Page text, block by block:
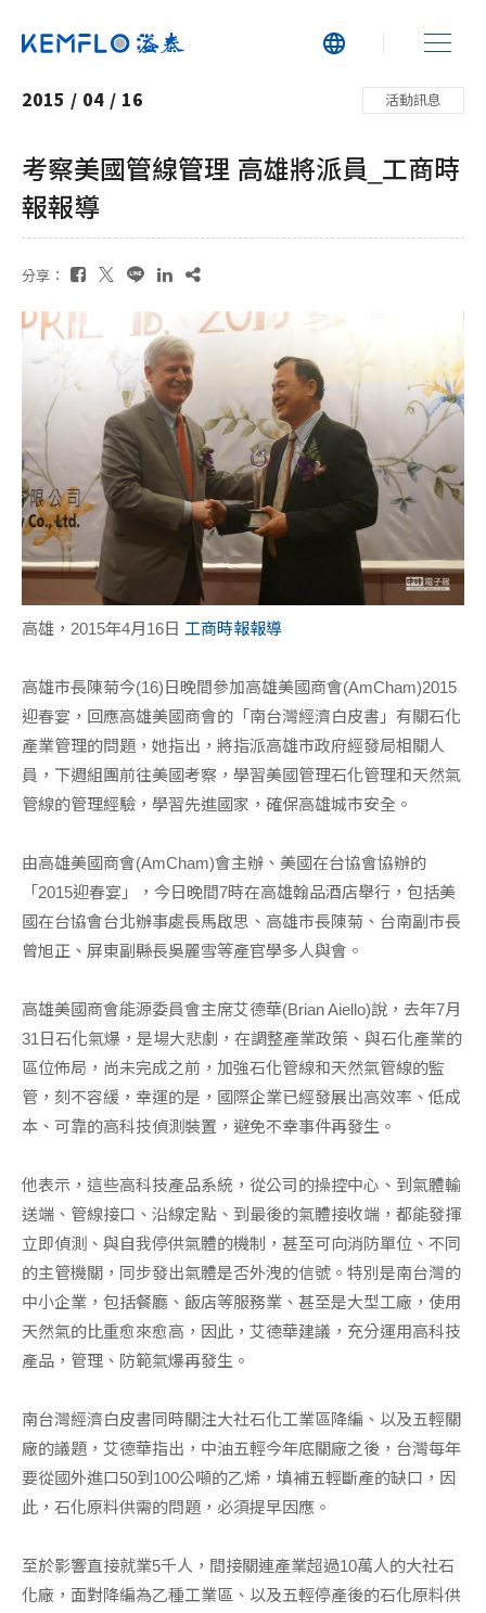
2015 / 04 / 16 活動訊息
考察美國管線管理 高雄將派員_工商時
報報導
分享：
高雄，2015年4月16日 工商時報報導
高雄市長陳菊今(16)日晚間參加高雄美國商會(AmCham)2015
迎春宴，回應高雄美國商會的「南台灣經濟白皮書」有關石化
產業管理的問題，她指出，將指派高雄市政府經發局相關人
員，下週組團前往美國考察，學習美國管理石化管理和天然氣
管線的管理經驗，學習先進國家，確保高雄城市安全。
由高雄美國商會(AmCham)會主辦、美國在台協會協辦的
「2015迎春宴」，今日晚間7時在高雄翰品酒店舉行，包括美
國在台協會台北辦事處長馬啟思、高雄市長陳菊、台南副市長
曾旭正、屏東副縣長吳麗雪等產官學多人與會。
高雄美國商會能源委員會主席艾德華(Brian Aiello)說，去年7月
31日石化氣爆，是場大悲劇，在調整產業政策、與石化產業的
區位佈局，尚未完成之前，加強石化管線和天然氣管線的監
管，刻不容緩，幸運的是，國際企業已經發展出高效率、低成
本、可靠的高科技偵測裝置，避免不幸事件再發生。
他表示，這些高科技產品系統，從公司的操控中心、到氣體輸
送端、管線接口、沿線定點、到最後的氣體接收端，都能發揮
立即偵測、與自我停供氣體的機制，甚至可向消防單位、不同
的主管機關，同步發出氣體是否外洩的信號。特別是南台灣的
中小企業，包括餐廳、飯店等服務業、甚至是大型工廠，使用
天然氣的比重愈來愈高，因此，艾德華建議，充分運用高科技
產品，管理、防範氣爆再發生。
南台灣經濟白皮書同時關注大社石化工業區降編、以及五輕關
廠的議題，艾德華指出，中油五輕今年底關廠之後，台灣每年
要從國外進口50到100公噸的乙烯，填補五輕斷產的缺口，因
此，石化原料供需的問題，必須提早因應。
至於影響直接就業5千人，間接關連產業超過10萬人的大社石
化廠，面對降編為乙種工業區、以及五輕停產後的石化原料供